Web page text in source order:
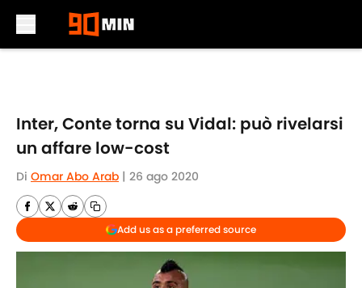
Inter, Conte torna su Vidal: può rivelarsi
un affare low-cost
Di Omar Abo Arab | 26 ago 2020
Add us as a preferred source